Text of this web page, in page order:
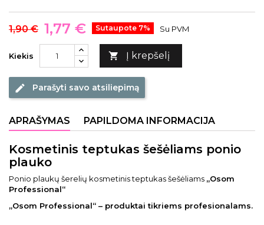
1,90 € 1,77 € Sutaupote 7% Su PVM
Kiekis  Į krepšelį
edit Parašyti savo atsiliepimą
APRAŠYMAS PAPILDOMA INFORMACIJA
Kosmetinis teptukas šešėliams ponio
plauko
Ponio plaukų šerelių kosmetinis teptukas šešėliams „Osom
Professional“
„Osom Professional“ – produktai tikriems profesionalams.